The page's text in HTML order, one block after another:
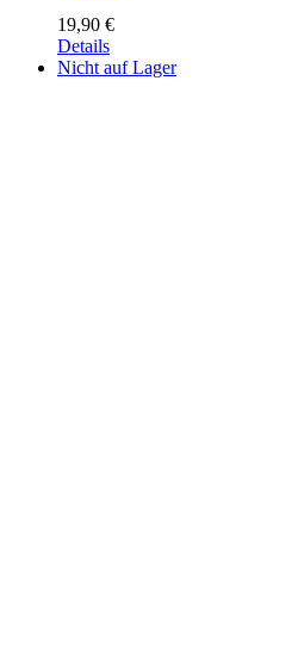
19,90 €
Details
Nicht auf Lager